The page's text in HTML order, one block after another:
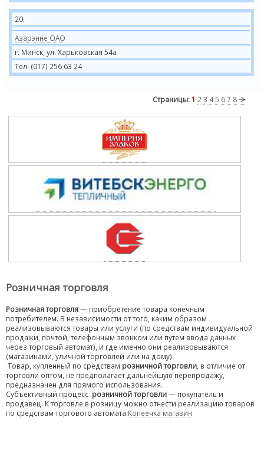
20.
Азарэнне ОАО
г. Минск, ул. Харьковская 54а
Тел. (017) 256 63 24
Страницы: 1 2 3 45 67 8
Розничная торговля
Розничная торговля— приобретение товара конечным
потребителем. В независимости от того, каким образом
реализовываются товары или услуги (по средствам индивидуальной
продажи, почтой, телефонным звонком или путем ввода данных
через торговый автомат), и где именно они реализовываются
(магазинами, уличной торговлей или на дому).
Товар, купленный по средствам розничной торговли , в отличие от
торговли оптом, не предполагает дальнейшую перепродажу,
предназначен для прямого использования.
Субъективный процесс розничной торговли— покупатель и
продавец. К торговле в розницу можно отнести реализацию товаров
по средствам торгового автомата.Копеечка магазин